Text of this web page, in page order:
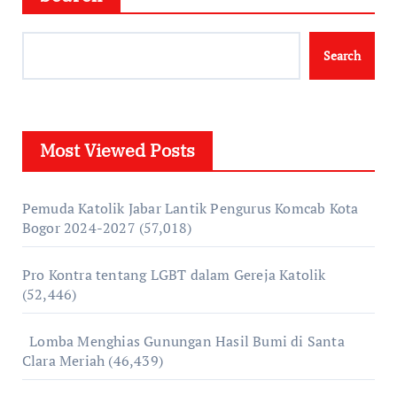
Search
Most Viewed Posts
Pemuda Katolik Jabar Lantik Pengurus Komcab Kota
Bogor 2024-2027 (57,018)
Pro Kontra tentang LGBT dalam Gereja Katolik
(52,446)
Lomba Menghias Gunungan Hasil Bumi di Santa
Clara Meriah (46,439)